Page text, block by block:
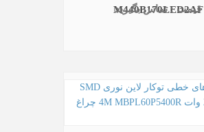
M440B170LED2AF
قیمت : تماس بگیرید